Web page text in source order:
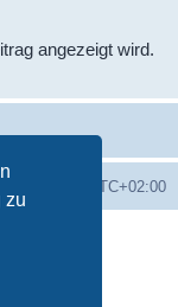
zu
angezeigt wird.
UTC+02:00